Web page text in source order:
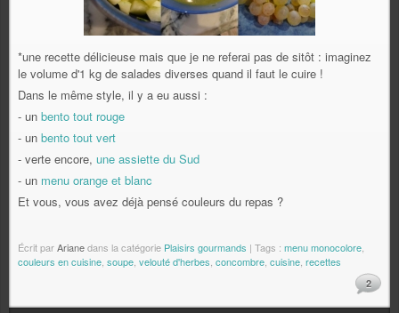
*une recette délicieuse mais que je ne referai pas de sitôt : imaginez
le volume d'1 kg de salades diverses quand il faut le cuire !
Dans le même style, il y a eu aussi :
- un bento tout rouge
- un bento tout vert
- verte encore, une assiette du Sud
- un menu orange et blanc
Et vous, vous avez déjà pensé couleurs du repas ?
Écrit parArianedans la catégorie Plaisirs gourmands | Tags : menu monocolore
couleurs en cuisine soupe velouté d'herbes concombre cuisine recettes
2